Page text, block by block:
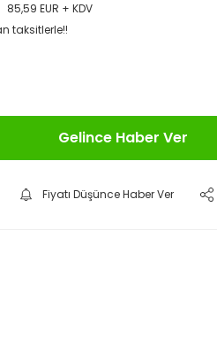
85,59 EUR + KDV
taksitlerle!!
Gelince Haber Ver
Fiyatı Düşünce Haber Ver